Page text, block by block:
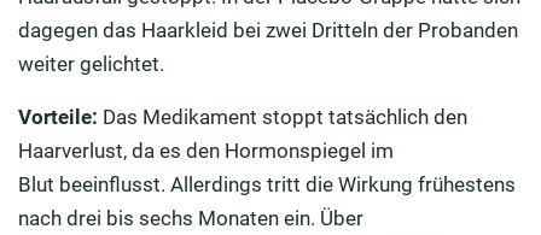
dagegen das Haarkleid bei zwei Dritteln der Probanden
weiter gelichtet.
Vorteile: Das Medikament stoppt tatsächlich den
Haarverlust, da es den Hormonspiegel im
Blut beeinflusst. Allerdings tritt die Wirkung frühestens
nach drei bis sechs Monaten ein. Über